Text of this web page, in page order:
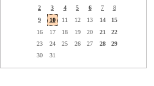
2
3 4 5 6 7
8
9
10 11 12 13 14
15
16
17 18 19 20 21
22
23
24 25 26 27 28
29
30
31